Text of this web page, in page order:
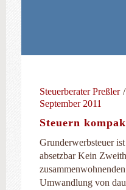
Steuerberater Preßler
September 2011
Steuern
Grunderwerbsteuer
absetzbar Kein
Umwandlung von